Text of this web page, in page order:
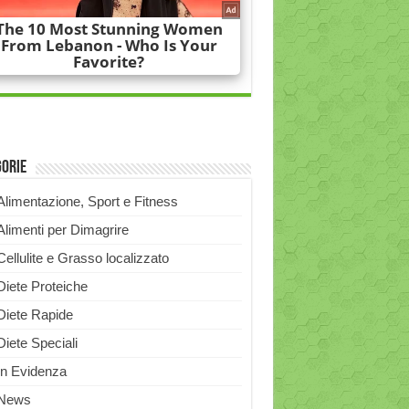
Sport e Fitness
per Dimagrire
e Grasso localizzato
Proteiche
Rapide
Speciali
Evidenza